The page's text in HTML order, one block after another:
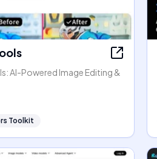
AI-Powered Image Editing &
Toolkit